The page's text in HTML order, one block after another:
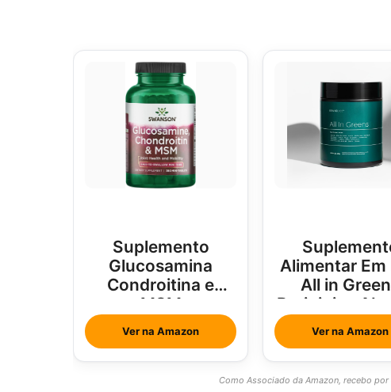
Suplemento
Glucosamina
Condroitina e
MSM
Ver na Amazon
Alimentar Em
All in
Brainjuice
Com Hortelã
Ver na Amazon
Como Associado da Amazon, recebo